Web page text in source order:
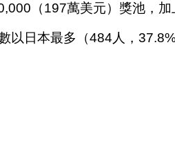
（197萬美元）獎池，
以日本最多（484人，